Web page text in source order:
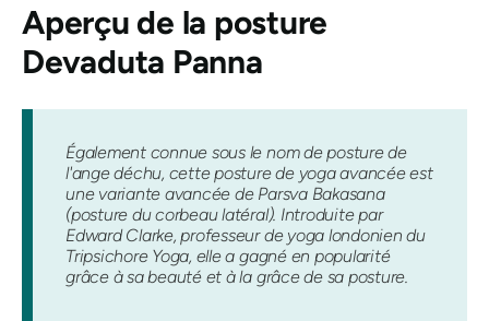
Aperçu de la posture
Devaduta Panna
Également connue sous le nom de posture de
l'ange déchu, cette posture de yoga avancée est
une variante avancée de Parsva Bakasana
(posture du corbeau latéral). Introduite par
Edward Clarke, professeur de yoga londonien du
Tripsichore Yoga, elle a gagné en popularité
grâce à sa beauté et à la grâce de sa posture.